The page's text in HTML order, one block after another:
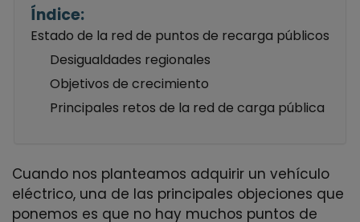
Índice:
Estado de la red de puntos de recarga públicos
Desigualdades regionales
Objetivos de crecimiento
Principales retos de la red de carga pública
Cuando nos planteamos adquirir un vehículo
eléctrico, una de las principales objeciones que
ponemos es que no hay muchos puntos de